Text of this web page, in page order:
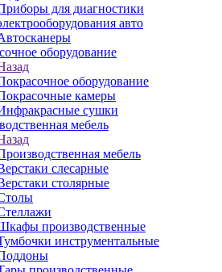
для диагностики
авто
оборудование
оборудование
камеры
сушки
мебель
мебель
слесарные
столярные
производственные
инструментальные